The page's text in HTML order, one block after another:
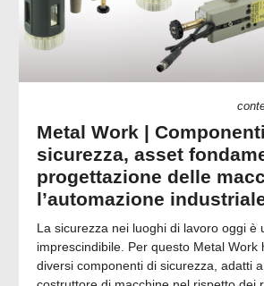
Metal Work |
sicurezza, asset
progettazione delle
l’automazione
La sicurezza nei luoghi di lavoro oggi è
imprescindibile. Per questo Metal Work
diversi componenti di sicurezza, adatti